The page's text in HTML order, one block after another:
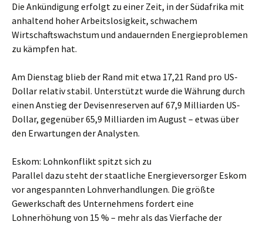
Die Ankündigung erfolgt zu einer Zeit, in der Südafrika mit
anhaltend hoher Arbeitslosigkeit, schwachem
Wirtschaftswachstum und andauernden Energieproblemen
zu kämpfen hat.
Am Dienstag blieb der Rand mit etwa 17,21 Rand pro US-
Dollar relativ stabil. Unterstützt wurde die Währung durch
einen Anstieg der Devisenreserven auf 67,9 Milliarden US-
Dollar, gegenüber 65,9 Milliarden im August – etwas über
den Erwartungen der Analysten.
Eskom: Lohnkonflikt spitzt sich zu
Parallel dazu steht der staatliche Energieversorger Eskom
vor angespannten Lohnverhandlungen. Die größte
Gewerkschaft des Unternehmens fordert eine
Lohnerhöhung von 15 % – mehr als das Vierfache der